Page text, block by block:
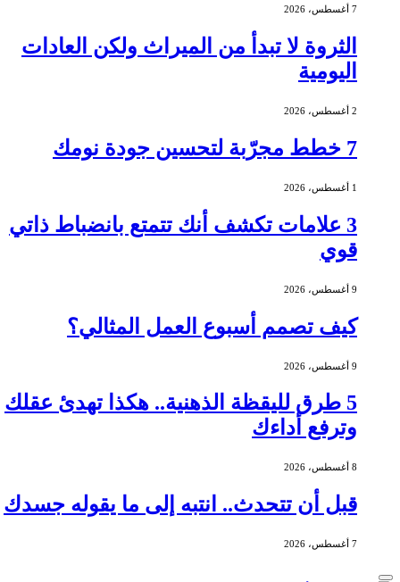
7 أغسطس، 2026
الثروة لا تبدأ من الميراث ولكن العادات
اليومية
2 أغسطس، 2026
7 خطط مجرّبة لتحسين جودة نومك
1 أغسطس، 2026
3 علامات تكشف أنك تتمتع بانضباط ذاتي
قوي
9 أغسطس، 2026
كيف تصمم أسبوع العمل المثالي؟
9 أغسطس، 2026
5 طرق لليقظة الذهنية.. هكذا تهدئ عقلك
وترفع أداءك
8 أغسطس، 2026
قبل أن تتحدث.. انتبه إلى ما يقوله جسدك
7 أغسطس، 2026